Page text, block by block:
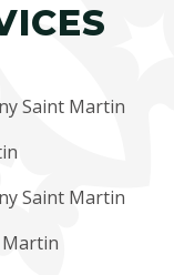
Saint Martin
Saint Martin